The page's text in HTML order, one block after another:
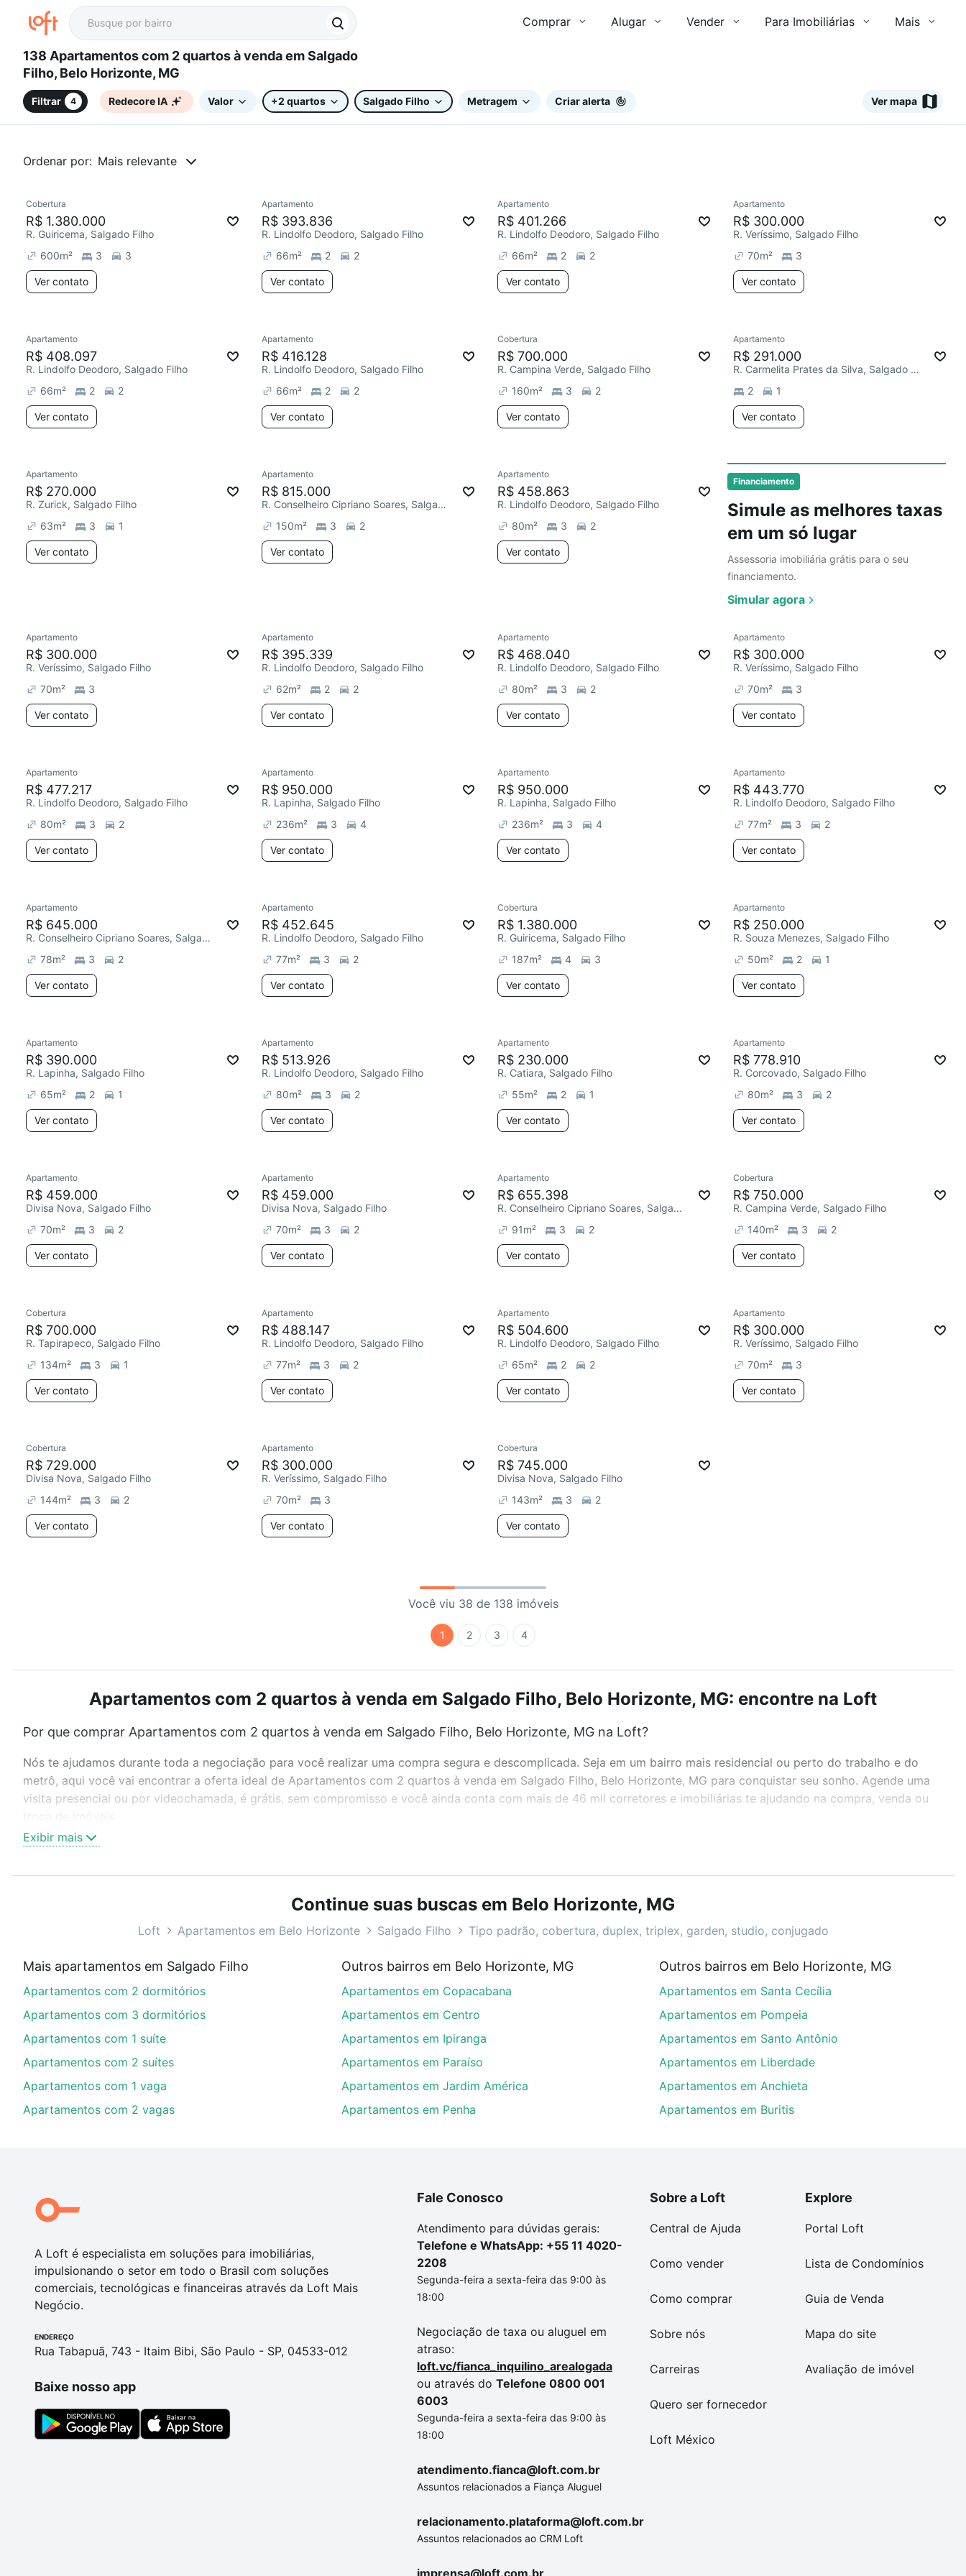
Comprar Alugar Vender Para Imobiliárias Mais
138 Apartamentos com 2 quartos à venda em Salgado
Filho, Belo Horizonte, MG
Filtrar 4 Redecore IA Valor +2 quartos Salgado Filho Metragem Criar alerta Ver mapa
Ordenar por: Mais relevante
Financiamento
Simule as melhores taxas
em um só lugar
Assessoria imobiliária grátis para o seu
financiamento.
Simular agora
Cobertura
R$ 1.380.000
R. Guiricema, Salgado Filho
600m² 3 3
Ver contato
Apartamento
R$ 393.836
R. Lindolfo Deodoro, Salgado Filho
66m² 2 2
Ver contato
Apartamento
R$ 401.266
R. Lindolfo Deodoro, Salgado Filho
66m² 2 2
Ver contato
Redecorar
Apartamento
R$ 300.000
R. Veríssimo, Salgado Filho
70m² 3
Ver contato
Apartamento
R$ 408.097
R. Lindolfo Deodoro, Salgado Filho
66m² 2 2
Ver contato
Apartamento
R$ 416.128
R. Lindolfo Deodoro, Salgado Filho
66m² 2 2
Ver contato
Redecorar
Cobertura
R$ 700.000
R. Campina Verde, Salgado Filho
160m² 3 2
Ver contato
Apartamento
R$ 291.000
R. Carmelita Prates da Silva, Salgado Filho
2
1
Ver contato
Redecorar
Ver
Apartamento
R$ 270.000
R. Zurick, Salgado Filho
63m² 3 1
Ver contato
Apartamento
R$ 815.000
R. Conselheiro Cipriano Soares, Salgado Filho
150m² 3 2
Ver contato
Apartamento
R$ 458.863
R. Lindolfo Deodoro, Salgado Filho
80m² 3 2
Ver contato
Redecorar
Apartamento
R$ 300.000
R. Veríssimo, Salgado Filho
70m² 3
Ver contato
Apartamento
R$ 395.339
R. Lindolfo Deodoro, Salgado Filho
62m² 2 2
Ver contato
Apartamento
R$ 468.040
R. Lindolfo Deodoro, Salgado Filho
80m² 3 2
Ver contato
Apartamento
R$ 300.000
R. Veríssimo, Salgado Filho
70m² 3
Ver contato
Apartamento
R$ 477.217
R. Lindolfo Deodoro, Salgado Filho
80m² 3 2
Ver contato
Apartamento
R$ 950.000
R. Lapinha, Salgado Filho
236m² 3 4
Ver contato
Apartamento
R$ 950.000
R. Lapinha, Salgado Filho
236m² 3 4
Ver contato
Apartamento
R$ 443.770
R. Lindolfo Deodoro, Salgado Filho
77m² 3 2
Ver contato
Apartamento
R$ 645.000
R. Conselheiro Cipriano Soares, Salgado Filho
78m² 3 2
Ver contato
Apartamento
R$ 452.645
R. Lindolfo Deodoro, Salgado Filho
77m² 3 2
Ver contato
Cobertura
R$ 1.380.000
R. Guiricema, Salgado Filho
187m² 4 3
Ver contato
Apartamento
R$ 250.000
R. Souza Menezes, Salgado Filho
50m² 2 1
Ver contato
Apartamento
R$ 390.000
R. Lapinha, Salgado Filho
65m² 2 1
Ver contato
Apartamento
R$ 513.926
R. Lindolfo Deodoro, Salgado Filho
80m² 3 2
Ver contato
Apartamento
R$ 230.000
R. Catiara, Salgado Filho
55m² 2 1
Ver contato
Apartamento
R$ 778.910
R. Corcovado, Salgado Filho
80m² 3 2
Ver contato
Apartamento
R$ 459.000
Divisa Nova, Salgado Filho
70m² 3 2
Ver contato
Apartamento
R$ 459.000
Divisa Nova, Salgado Filho
70m² 3 2
Ver contato
Apartamento
R$ 655.398
R. Conselheiro Cipriano Soares, Salgado Filho
91m² 3 2
Ver contato
Cobertura
R$ 750.000
R. Campina Verde, Salgado Filho
140m² 3 2
Ver contato
Cobertura
R$ 700.000
R. Tapirapeco, Salgado Filho
134m² 3 1
Ver contato
Apartamento
R$ 488.147
R. Lindolfo Deodoro, Salgado Filho
77m² 3 2
Ver contato
Apartamento
R$ 504.600
R. Lindolfo Deodoro, Salgado Filho
65m² 2 2
Ver contato
Apartamento
R$ 300.000
R. Veríssimo, Salgado Filho
70m² 3
Ver contato
Cobertura
R$ 729.000
Divisa Nova, Salgado Filho
144m² 3 2
Ver contato
Apartamento
R$ 300.000
R. Veríssimo, Salgado Filho
70m² 3
Ver contato
Cobertura
R$ 745.000
Divisa Nova, Salgado Filho
143m² 3 2
Ver contato
Você viu 38 de 138 imóveis
1 2 3 4
Apartamentos com 2 quartos à venda em Salgado Filho, Belo Horizonte, MG: encontre na Loft
Por que comprar Apartamentos com 2 quartos à venda em Salgado Filho, Belo Horizonte, MG na Loft?
Nós te ajudamos durante toda a negociação para você realizar uma compra segura e descomplicada. Seja em um bairro mais residencial ou perto do trabalho e do
metrô, aqui você vai encontrar a oferta ideal de Apartamentos com 2 quartos à venda em Salgado Filho, Belo Horizonte, MG para conquistar seu sonho. Agende uma
visita presencial ou por videochamada, é grátis, sem compromisso e você ainda conta com mais de 46 mil corretores e imobiliárias te ajudando na compra, venda ou
Como escolher um imóvel?
Use barra de busca no topo para pesquisar por ruas, bairros e até condomínios favoritos. Você também pode usar os filtros como quantidade de quartos, suítes, com
ou sem vaga de garagem para combinar perfeitamente com o preço, metragem e comodidades, como piscina, academia, salão de festas ou área verde e encontrar
Apartamentos com 2 quartos à venda em Salgado Filho, Belo Horizonte, MG ideal para você na Loft.
Aqui na Loft temos a oferta ideal para você, com Apartamentos com 2 quartos à venda em Salgado Filho, Belo Horizonte, MG que custam a partir de R$ 0 e com
nossas opções de financiamento imobiliário as parcelas podem se adequar ao seu orçamento. Se ainda tem alguma dúvida dos custos envolvidos no processo de
compra, veja em nosso portal quanto custa comprar um apartamento e conte com a gente para comprar o imóvel dos seus sonhos com segurança e conforto. Loft,
Exibir mais
Continue suas buscas em Belo Horizonte, MG
Loft Apartamentos em Belo Horizonte Salgado Filho Tipo padrão, cobertura, duplex, triplex, garden, studio, conjugado
Mais apartamentos em Salgado Filho
Apartamentos com 2 dormitórios
Apartamentos com 3 dormitórios
Apartamentos com 1 suíte
Apartamentos com 2 suítes
Apartamentos com 1 vaga
Apartamentos com 2 vagas
Outros bairros em Belo Horizonte, MG
Apartamentos em Copacabana
Apartamentos em Centro
Apartamentos em Ipiranga
Apartamentos em Paraíso
Apartamentos em Jardim América
Apartamentos em Penha
Outros bairros em Belo Horizonte, MG
Apartamentos em Santa Cecília
Apartamentos em Pompeia
Apartamentos em Santo Antônio
Apartamentos em Liberdade
Apartamentos em Anchieta
Apartamentos em Buritis
A Loft é especialista em soluções para imobiliárias,
impulsionando o setor em todo o Brasil com soluções
comerciais, tecnológicas e financeiras através da Loft Mais
Negócio.
ENDEREÇO
Rua Tabapuã, 743 - Itaim Bibi, São Paulo - SP, 04533-012
Baixe nosso app
Fale Conosco
Atendimento para dúvidas gerais:
Telefone e WhatsApp: +55 11 4020-
2208
Segunda-feira a sexta-feira das 9:00 às
18:00
Negociação de taxa ou aluguel em
atraso:
loft.vc/fianca_inquilino_arealogada
ou através do Telefone 0800 001
6003
Segunda-feira a sexta-feira das 9:00 às
18:00
atendimento.fianca@loft.com.br
Assuntos relacionados a Fiança Aluguel
relacionamento.plataforma@loft.com.br
Assuntos relacionados ao CRM Loft
imprensa@loft.com.br
Sobre a Loft
Central de Ajuda
Como vender
Como comprar
Sobre nós
Carreiras
Quero ser fornecedor
Loft México
Explore
Portal Loft
Lista de Condomínios
Guia de Venda
Mapa do site
Avaliação de imóvel